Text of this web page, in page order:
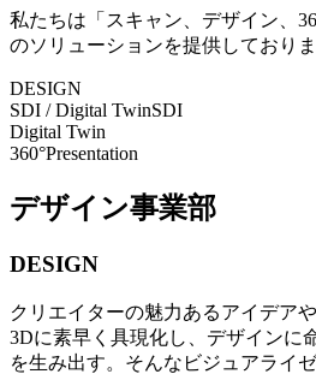
私たちは「スキャン、デザイン、
のソリューションを提供しておりま
DESIGN
SDI / Digital TwinSDI
Digital Twin
360°Presentation
デザイン事業部
DESIGN
クリエイターの魅力あるアイデア
3Dに素早く具現化し、デザインに
を生み出す。そんなビジュアライ